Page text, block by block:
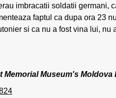
imbracatii soldatii germani,
faptul ca dupa ora 23
si ca nu a fost vina lui, nu
Museum's